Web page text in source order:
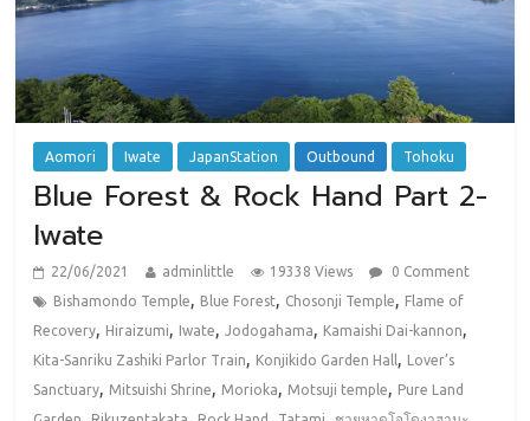
Aomori Iwate JapanStation Outbound Tohoku
Blue Forest & Rock Hand Part 2-
Iwate
22/06/2021 adminlittle 19338 Views
0 Comment
Bishamondo Temple, Blue Forest, Chosonji Temple, Flame of
Recovery, Hiraizumi, Iwate,Jodogahama, Kamaishi Dai-kannon,
Kita-Sanriku Zashiki Parlor Train, Konjikido Garden Hall ,
Lover’s
Sanctuary, Mitsuishi Shrine, Morioka, Motsuji temple, Pure Land